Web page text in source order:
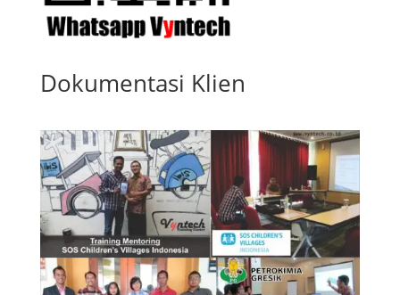
Dokumentasi Klien